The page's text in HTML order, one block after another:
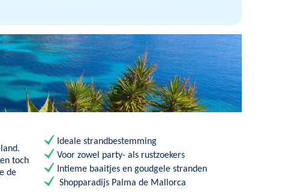
toch
de
Ideale strandbestemming
Voor zowel party- als rustzoekers
Intieme baaitjes en goudgele stranden
Shopparadijs Palma de Mallorca